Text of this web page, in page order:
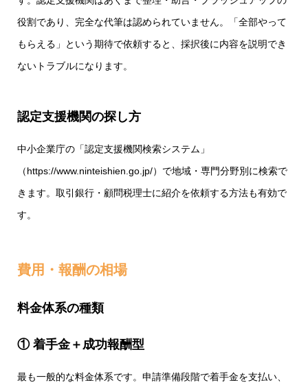
役割であり、完全な代筆は認められていません。「全部やって
もらえる」という期待で依頼すると、採択後に内容を説明でき
ないトラブルになります。
認定支援機関の探し方
中小企業庁の「認定支援機関検索システム」
（https://www.ninteishien.go.jp/）で地域・専門分野別に検索で
きます。取引銀行・顧問税理士に紹介を依頼する方法も有効で
す。
費用・報酬の相場
料金体系の種類
① 着手金＋成功報酬型
最も一般的な料金体系です。申請準備段階で着手金を支払い、